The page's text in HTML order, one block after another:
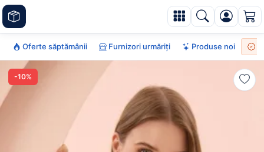
Oferte săptămânii Furnizori urmăriți Produse noi
-10%